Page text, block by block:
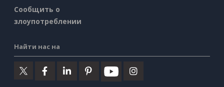
Сообщить о
злоупотреблении
Найти нас на